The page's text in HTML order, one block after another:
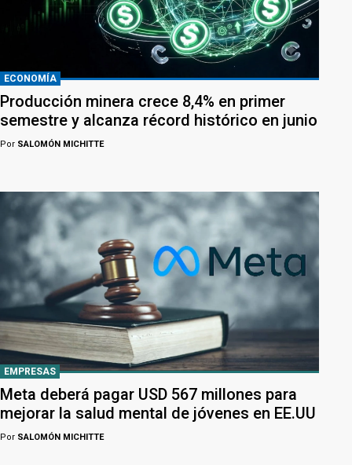
ECONOMÍA
Producción minera crece 8,4% en primer
semestre y alcanza récord histórico en junio
Por SALOMÓN MICHITTE
EMPRESAS
Meta deberá pagar USD 567 millones para
mejorar la salud mental de jóvenes en EE.UU
Por SALOMÓN MICHITTE